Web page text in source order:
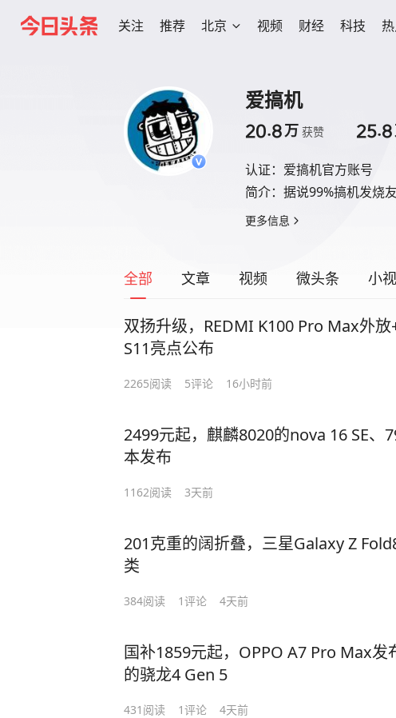
关注 推荐 北京 视频 财经 科技
爱搞机
20.8万 获赞 25.8
认证： 爱搞机官方账号
简介： 据说99%搞机发烧
更多信息
全部 文章 视频 微头条 小
双扬升级，REDMI K100 Pro Max外
S11亮点公布
2265阅读 5评论 16小时前
2499元起，麒麟8020的nova 16 SE、
本发布
1162阅读 3天前
201克重的阔折叠，三星Galaxy Z
类
384阅读 1评论 4天前
国补1859元起，OPPO A7 Pro Max
的骁龙4 Gen 5
431 阅读 1评论 4天前